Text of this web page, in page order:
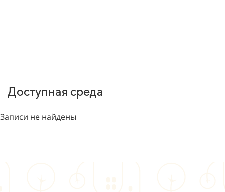
Доступная среда
Записи не найдены